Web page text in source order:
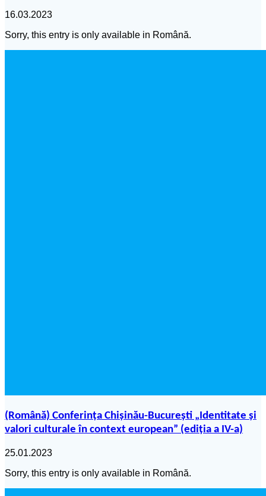
16.03.2023
Sorry, this entry is only available in Română.
(Română) Conferința Chișinău-București „Identitate și
valori culturale în context european” (ediția a IV-a)
25.01.2023
Sorry, this entry is only available in Română.